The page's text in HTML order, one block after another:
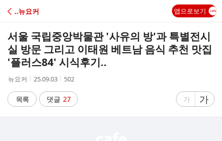
C
‥뉴요커 앱으로보기
서울 국립중앙박물관 '사유의 방'과 특별전시
실 방문 그리고 이태원 베트남 음식 추천 맛집
'플러스84' 시식후기..
작
자
뉴요커
작
시
간
25.09.03
조
수
502
목록 댓글 27
글
가
글
자
가